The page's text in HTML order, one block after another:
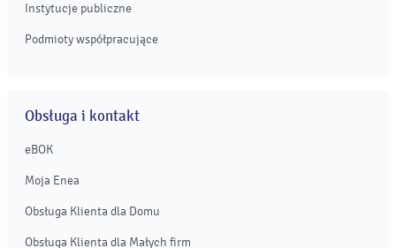
Instytucje publiczne
Podmioty współpracujące
Obsługa i kontakt
eBOK
Moja Enea
Obsługa Klienta dla Domu
Obsługa Klienta dla Małych firm